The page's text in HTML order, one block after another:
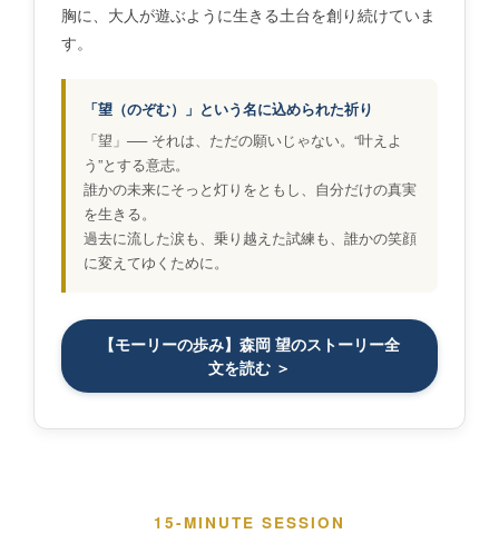
胸に、大人が遊ぶように生きる土台を創り続けていま
す。
「望（のぞむ）」という名に込められた祈り
「望」── それは、ただの願いじゃない。“叶えよ
う”とする意志。
誰かの未来にそっと灯りをともし、自分だけの真実
を生きる。
過去に流した涙も、乗り越えた試練も、誰かの笑顔
に変えてゆくために。
【モーリーの歩み】森岡 望のストーリー全
文を読む ＞
15-MINUTE SESSION